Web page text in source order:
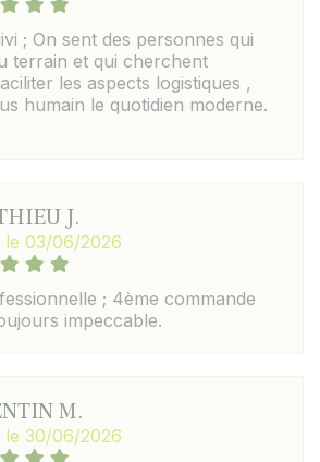
; On sent des personnes qui
terrain et qui cherchent
les aspects logistiques ,
humain le quotidien moderne.
J.
le 03/06/2026
; 4ème commande
impeccable.
M.
le 30/06/2026